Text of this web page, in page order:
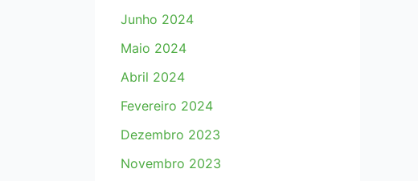
Junho 2024
Maio 2024
Abril 2024
Fevereiro 2024
Dezembro 2023
Novembro 2023